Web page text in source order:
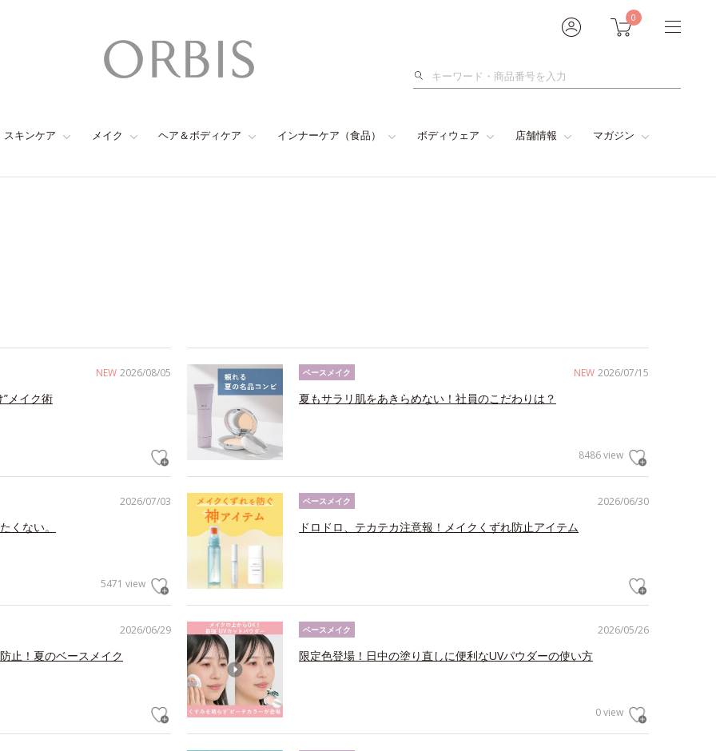
0
検
スキンケア メイク ヘア＆ボディケア インナーケア（食品） ボディウェア 店舗情報 マガジン
NEW 2026/08/05
メイク術
NEW 2026/07/15
ベースメイク
夏もサラリ肌をあきらめない！社員のこだわりは？
8486 view
2026/07/03
くない。
5471 view
2026/06/30
ベースメイク
ドロドロ、テカテカ注意報！メイクくずれ防止アイテム
2026/06/29
止！夏のベースメイク
2026/05/26
ベースメイク
限定色登場！日中の塗り直しに便利なUVパウダーの使い方
0 view